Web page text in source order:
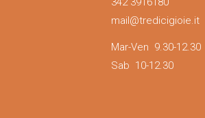
mail@tredicigioie.it
Mar-Ven 9.30-
Sab 10-12.30